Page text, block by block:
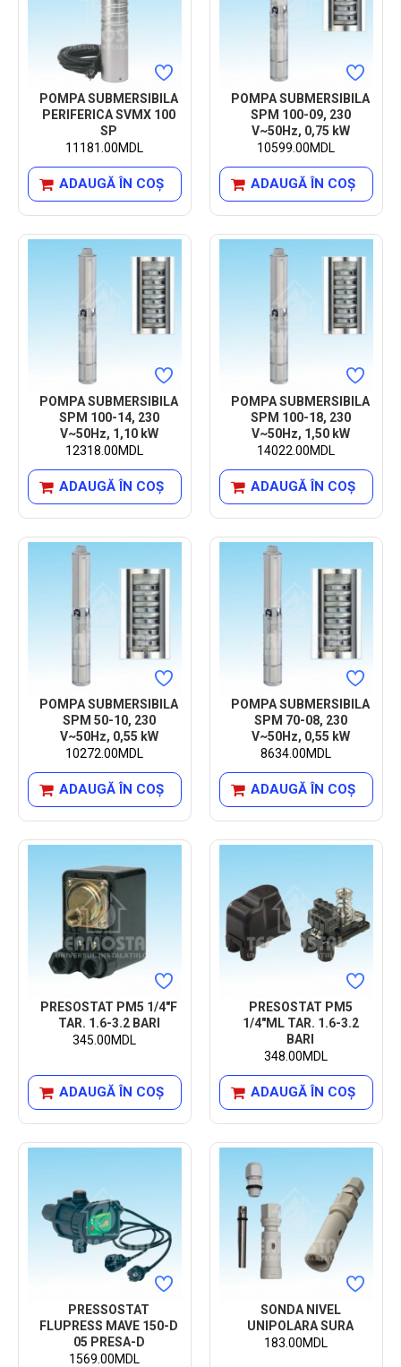
POMPA SUBMERSIBILA
PERIFERICA SVMX 100
SP
11181.00MDL
ADAUGĂ ÎN COŞ
POMPA SUBMERSIBILA
SPM 100-09, 230
V~50Hz, 0,75 kW
10599.00MDL
ADAUGĂ ÎN COŞ
POMPA SUBMERSIBILA
SPM 100-14, 230
V~50Hz, 1,10 kW
12318.00MDL
ADAUGĂ ÎN COŞ
POMPA SUBMERSIBILA
SPM 100-18, 230
V~50Hz, 1,50 kW
14022.00MDL
ADAUGĂ ÎN COŞ
POMPA SUBMERSIBILA
SPM 50-10, 230
V~50Hz, 0,55 kW
10272.00MDL
ADAUGĂ ÎN COŞ
POMPA SUBMERSIBILA
SPM 70-08, 230
V~50Hz, 0,55 kW
8634.00MDL
ADAUGĂ ÎN COŞ
PRESOSTAT PM5 1/4"F
TAR. 1.6-3.2 BARI
345.00MDL
ADAUGĂ ÎN COŞ
PRESOSTAT PM5
1/4"ML TAR. 1.6-3.2
BARI
348.00MDL
ADAUGĂ ÎN COŞ
PRESSOSTAT
FLUPRESS MAVE 150-D
05 PRESA-D
1569.00MDL
SONDA NIVEL
UNIPOLARA SURA
183.00MDL